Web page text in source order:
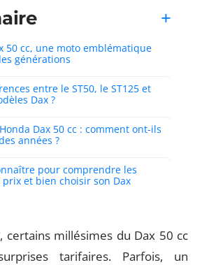
50 cc, une moto emblématique
générations
entre le ST50, le ST125 et
Dax ?
Dax 50 cc : comment ont-ils
années ?
pour comprendre les
et bien choisir son Dax
certains millésimes du Dax 50 cc
tarifaires. Parfois, un